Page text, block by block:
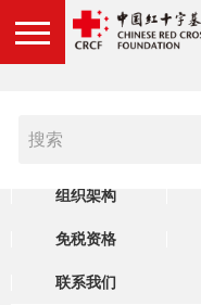
机构简介
组织架构
免税资格
联系我们